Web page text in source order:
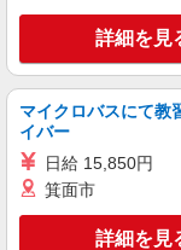
詳細を見
マイクロバスにて教
イバー
日給 15,850円
箕面市
詳細を見